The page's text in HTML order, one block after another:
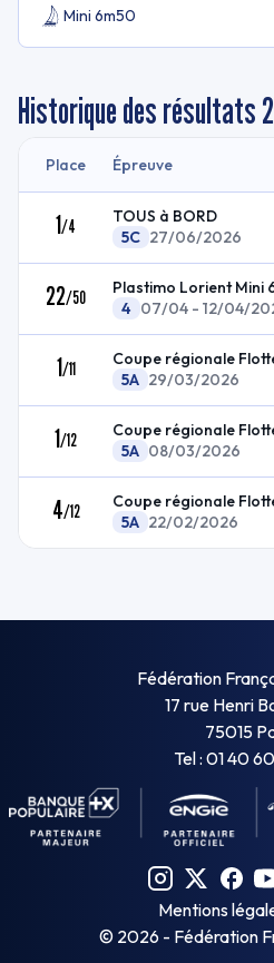
Mini 6m50
Historique des résultats
Place Épreuve
1/4
TOUS à BORD
5C 27/06/2026
22/50
Plastimo Lorient Mini
4 07/04 - 12/04/
1/11
Coupe régionale
5A 29/03/2026
1/12
Coupe régionale
5A 08/03/2026
4/12
Coupe régionale
5A 22/02/2026
Fédération
17 rue Henri
75015
Tel : 01 40
Mentions
© 2026 - Fédération